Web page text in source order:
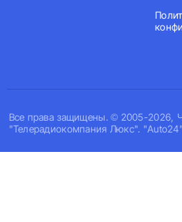
Все права защищены. © 2005-2026,
"Телерадиокомпания Люкс".